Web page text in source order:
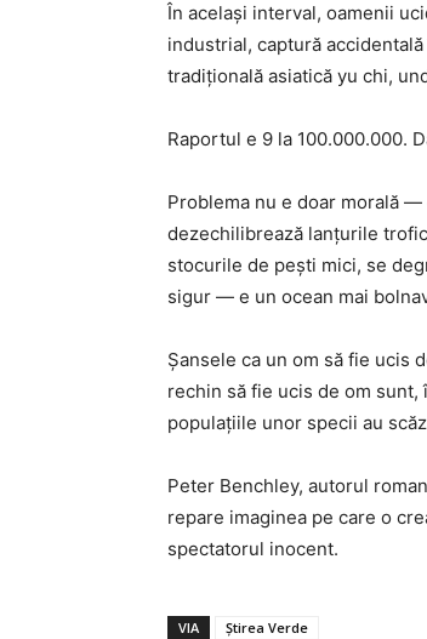
În același interval, oamenii
industrial, captură
tradițională asiatică yu chi,
Raportul e 9 la 100.000.000.
Problema nu e doar morală
dezechilibrează lanțurile
stocurile de pești mici, se
sigur — e un ocean mai
Șansele ca un om să fie ucis
rechin să fie ucis de om
populațiile unor specii au
Peter Benchley, autorul
repare imaginea pe care o
spectatorul inocent.
VIA
Știrea Verde